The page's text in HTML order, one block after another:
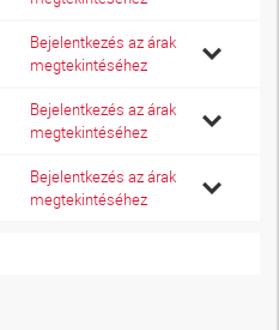
Bejelentkezés az árak
megtekintéséhez
Bejelentkezés az árak
megtekintéséhez
Bejelentkezés az árak
megtekintéséhez